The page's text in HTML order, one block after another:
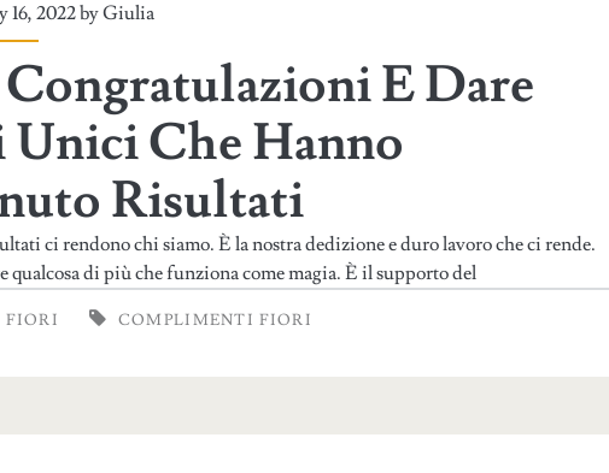
16, 2022 byGiulia
E Dare
Che Hanno
Risultati
ci rendono chi siamo. È la nostra dedizione e duro lavoro che ci rende.
qualcosa di più che funziona come magia. È il supporto del
FIORI COMPLIMENTI FIORI